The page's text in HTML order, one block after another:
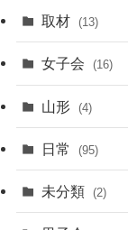
取材 (13)
女子会 (16)
山形 (4)
日常 (95)
未分類 (2)